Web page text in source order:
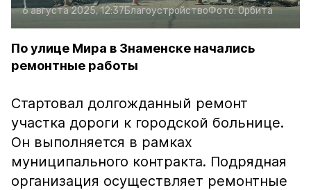
6 августа 2025, 12:37БлагоустройствоФото:Орбита
По улице Мира в Знаменске начались
ремонтные работы
Стартовал долгожданный ремонт
участка дороги к городской больнице.
Он выполняется в рамках
муниципального контракта. Подрядная
организация осуществляет ремонтные